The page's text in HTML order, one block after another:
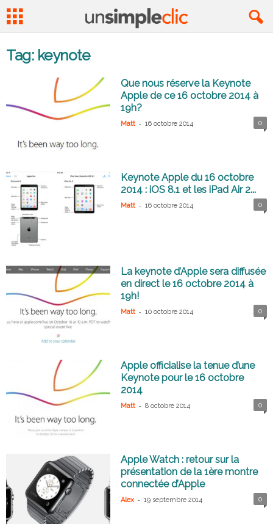
Tag: keynote
Que nous réserve la Keynote
Apple de ce 16 octobre 2014 à
19h?
Matt - 16 octobre 2014 0
Keynote Apple du 16 octobre
2014 : iOS 8.1 et les iPad Air 2...
Matt - 16 octobre 2014 0
La keynote d’Apple sera diffusée
en direct le 16 octobre 2014 à
19h!
Matt - 10 octobre 2014 0
Apple officialise la tenue d’une
Keynote pour le 16 octobre
2014
Matt - 8 octobre 2014 0
Apple Watch : retour sur la
présentation de la 1ère montre
connectée d’Apple
Alex - 19 septembre 2014 0